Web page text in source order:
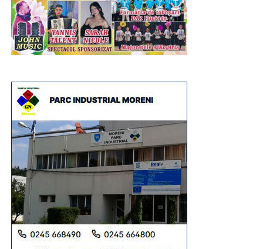
descoperirii, al creativității și al învățării prin practică.
Programul „Vacanță la muzeu” continuă în zilele
următoare cu noi activități dedicate istoriei și
pe înțelesul tuturor” și „Hai la târg! – Târgul Moșilor de la
Târgoviște”, oferind copiilor noi oportunități de a învăța
prin joc și experiențe directe.
Urmărește Incomod Media și pe Google News
RECLAMA